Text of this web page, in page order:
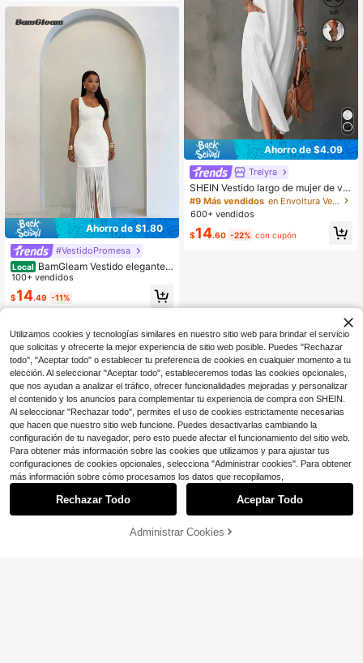
Ahorro de $1.80
#VestidoPromesa
Local BamGleam Vestido elegante d
e unicolor con diseño de flecos, ade
cuado para el verano
100+ vendidos
$14.49 -11%
Ahorro de $4.09
Trelyra
SHEIN Vestido largo de mujer de ver
ano de algodón puro blanco con cu
ello en V y cuello de botón, vestido
ones y playa
#9 Más vendidos
en Envoltura Vestidos De Mujer
600+ vendidos
$14.60 -22% con cupón
¡51% DE DESCUENTO!
Utilizamos cookies y tecnologías similares en nuestro sitio web para brindar el servicio
que solicitas y ofrecerte la mejor experiencia de sitio web posible. Puedes "Rechazar
todo", "Aceptar todo" o establecer tu preferencia de cookies en cualquier momento a tu
elección. Al seleccionar "Aceptar todo", estableceremos todas las cookies opcionales,
que nos ayudan a analizar el tráfico, ofrecer funcionalidades mejoradas y personalizar
el contenido y los anuncios para complementar tu experiencia de compra con SHEIN.
Al seleccionar "Rechazar todo", permites el uso de cookies estrictamente necesarias
que hacen que nuestro sitio web funcione. Puedes desactivarlas cambiando la
configuración de tu navegador, pero esto puede afectar el funcionamiento del sitio web.
Para obtener más información sobre las cookies que utilizamos y para ajustar tus
configuraciones de cookies opcionales, selecciona "Administrar cookies". Para obtener
más información sobre cómo procesamos los datos que recopilamos,
Rechazar Todo Aceptar Todo
Administrar Cookies